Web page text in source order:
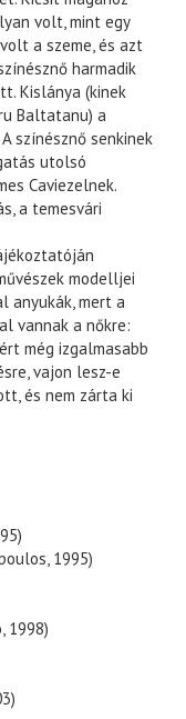
volt, mint egy
a szeme, és azt
harmadik
Kislánya (kinek
Baltatanu) a
színésznő senkinek
utolsó
Caviezelnek.
a temesvári
modelljei
anyukák, mert a
vannak a nőkre:
még izgalmasabb
vajon lesz-e
és nem zárta ki
1995)
1998)